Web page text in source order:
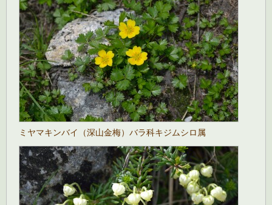
ミヤマキンバイ（深山金梅）バラ科キジムシロ属